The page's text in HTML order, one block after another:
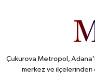
Çukurova Metropol,
merkez ve ilçelerinden